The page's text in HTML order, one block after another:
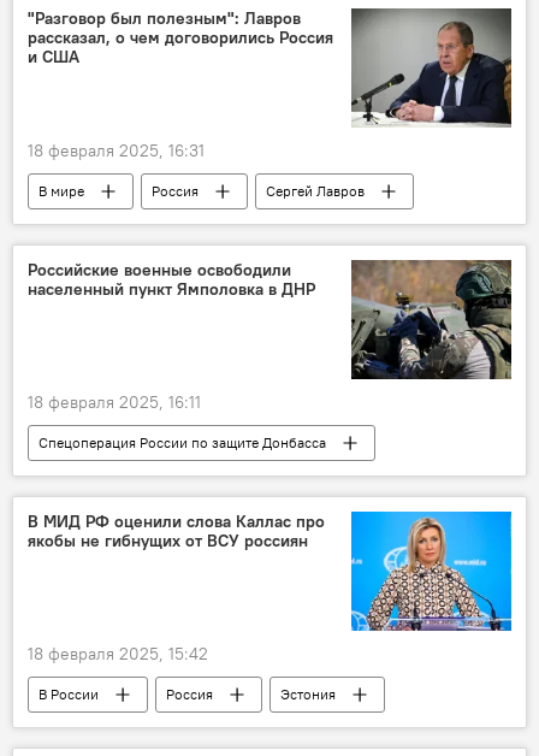
Общество
общество
министерство энергетики Литвы
"Разговор был полезным": Лавров
рассказал, о чем договорились Россия
и США
18 февраля 2025, 16:31
В мире Россия
Сергей Лавров
США
Украина
Российские военные освободили
населенный пункт Ямполовка в ДНР
18 февраля 2025, 16:11
Спецоперация России по защите Донбасса
В мире
Россия
Украина
Минобороны РФ
В МИД РФ оценили слова Каллас про
якобы не гибнущих от ВСУ россиян
18 февраля 2025, 15:42
В России Россия
Эстония
Кая Каллас
Мария Захарова